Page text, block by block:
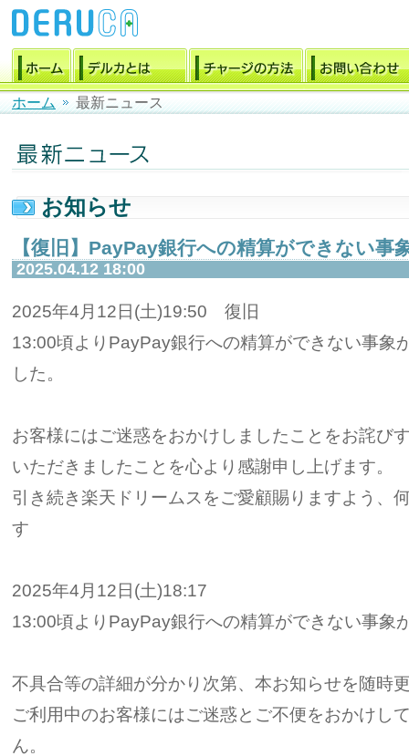
ホーム 最新ニュース
お知らせ
【復旧】PayPay銀行への精算ができない事
2025.04.12 18:00
2025年4月12日(土)19:50 復旧
13:00頃よりPayPay銀行への精算ができない事象
した。
お客様にはご迷惑をおかけしましたことをお詫び
いただきましたことを心より感謝申し上げます。
引き続き楽天ドリームスをご愛顧賜りますよう、
す
2025年4月12日(土)18:17
13:00頃よりPayPay銀行への精算ができない事象
不具合等の詳細が分かり次第、本お知らせを随時
ご利用中のお客様にはご迷惑とご不便をおかけし
ん。